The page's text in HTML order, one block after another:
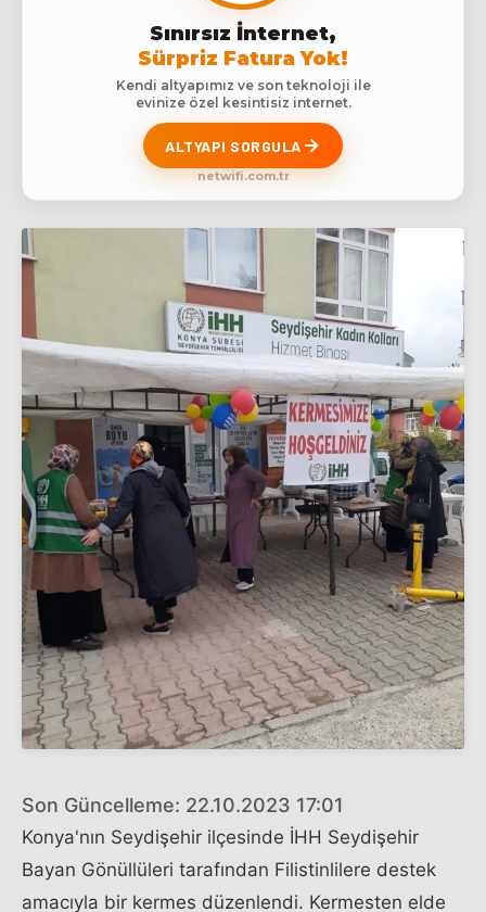
Sınırsız İnternet,
Sürpriz Fatura Yok!
Kendi altyapımız ve son teknoloji ile
evinize özel kesintisiz internet.
ALTYAPI SORGULA
netwifi.com.tr
Son Güncelleme: 22.10.2023 17:01
Konya'nın Seydişehir ilçesinde İHH Seydişehir
Bayan Gönüllüleri tarafından Filistinlilere destek
amacıyla bir kermes düzenlendi. Kermesten elde